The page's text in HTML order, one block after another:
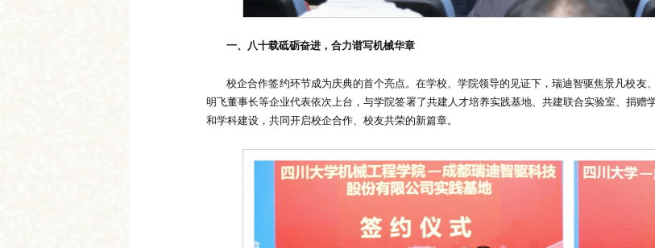
一、八十载砥砺奋进，合力谱写机械华章
校企合作签约环节成为庆典的首个亮点。在学校、学院领导的见证下，瑞迪智驱焦景凡校友
明飞董事长等企业代表依次上台，与学院签署了共建人才培养实践基地、共建联合实验室、捐
和学科建设，共同开启校企合作、校友共荣的新篇章。